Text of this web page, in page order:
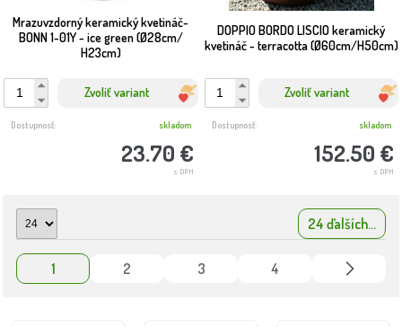
Mrazuvzdorný keramický kvetináč-
BONN 1-01Y - ice green (Ø28cm/
H23cm)
Zvoliť variant
23.70 €
s DPH
Dostupnosť: skladom
DOPPIO BORDO LISCIO keramický
kvetináč - terracotta (Ø60cm/H50cm)
Zvoliť variant
152.50 €
s DPH
Dostupnosť: skladom
24 ďalších...
1 2 3 4